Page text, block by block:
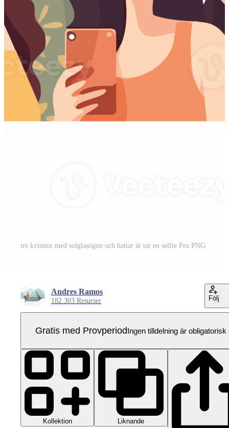
tre kvinnor med solglasögon och hattar är tar en selfie Pro PNG
Andres Ramos
182 303 Resurser Följ
Gratis med ProvperiodIngen tilldelning är obligatorisk
Kollektion Liknande